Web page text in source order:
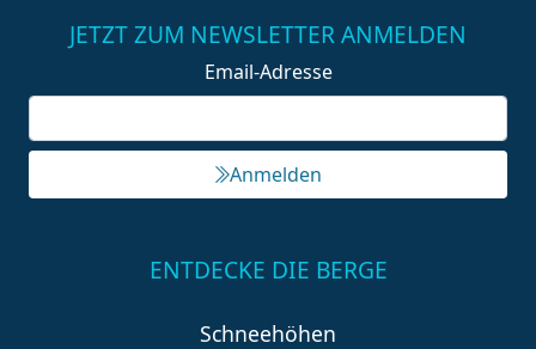
JETZT ZUM NEWSLETTER ANMELDEN
Email-Adresse
Anmelden
ENTDECKE DIE BERGE
Schneehöhen